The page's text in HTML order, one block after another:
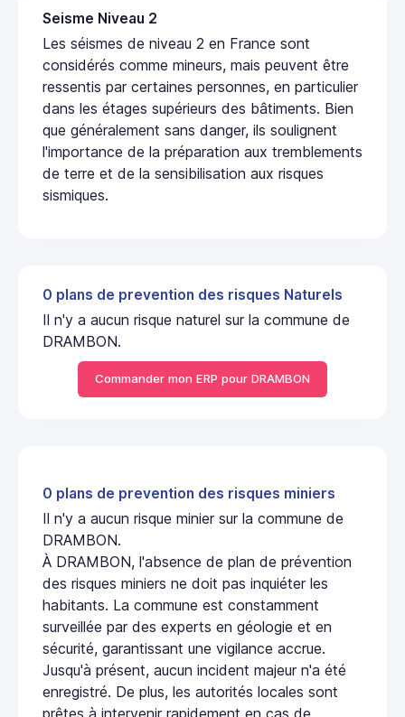
Seisme Niveau 2
Les séismes de niveau 2 en France sont
considérés comme mineurs, mais peuvent être
ressentis par certaines personnes, en particulier
dans les étages supérieurs des bâtiments. Bien
que généralement sans danger, ils soulignent
l'importance de la préparation aux tremblements
de terre et de la sensibilisation aux risques
sismiques.
0 plans de prevention des risques Naturels
Il n'y a aucun risque naturel sur la commune de
DRAMBON.
Commander mon ERP pour DRAMBON
0 plans de prevention des risques miniers
Il n'y a aucun risque minier sur la commune de
DRAMBON.
À DRAMBON, l'absence de plan de prévention
des risques miniers ne doit pas inquiéter les
habitants. La commune est constamment
surveillée par des experts en géologie et en
sécurité, garantissant une vigilance accrue.
Jusqu'à présent, aucun incident majeur n'a été
enregistré. De plus, les autorités locales sont
prêtes à intervenir rapidement en cas de